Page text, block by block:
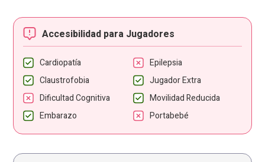
Accesibilidad para Jugadores
Cardiopatía
Epilepsia
Claustrofobia
Jugador Extra
Dificultad Cognitiva
Movilidad Reducida
Embarazo
Portabebé